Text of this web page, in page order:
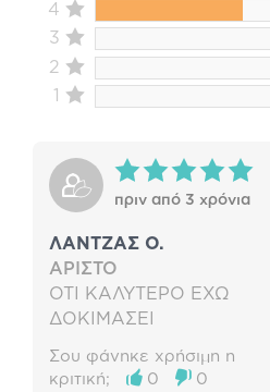
4
3
2
1
πριν από 3 χρόνια
ΛΑΝΤΖΑΣ O.
AΡΙΣΤΟ
ΟΤΙ ΚΑΛΥΤΕΡΟ ΕΧΩ
ΔΟΚΙΜΑΣΕΙ
Σου φάνηκε χρήσιμη η
κριτική;
0 0